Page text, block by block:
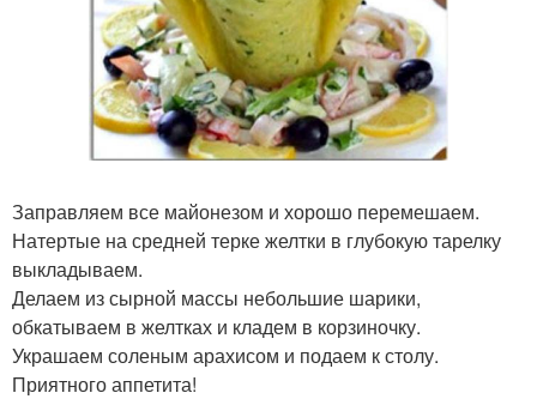
Заправляем все майонезом и хорошо перемешаем.
Натертые на средней терке желтки в глубокую тарелку
выкладываем.
Делаем из сырной массы небольшие шарики,
обкатываем в желтках и кладем в корзиночку.
Украшаем соленым арахисом и подаем к столу.
Приятного аппетита!